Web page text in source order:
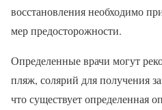
восстановления необходимо
мер предосторожности.
Определенные врачи могут
пляж, солярий для получения
что существует определенная